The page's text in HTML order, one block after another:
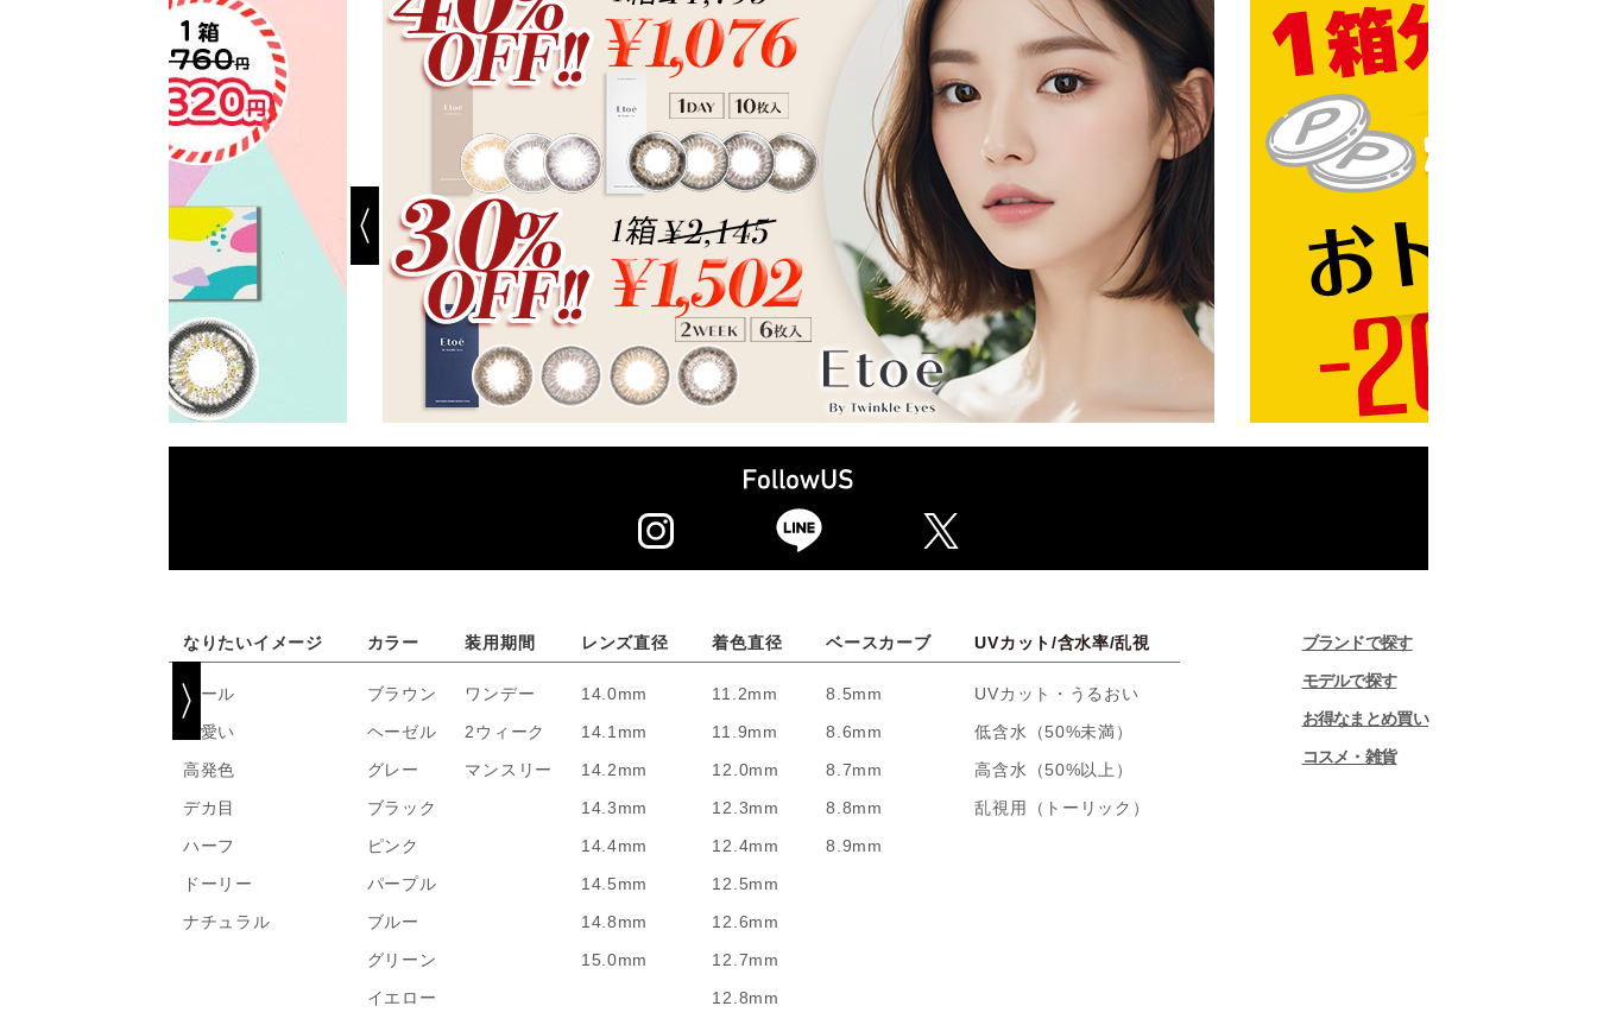
なりたいイメージ
クール
可愛い
高発色
デカ目
ハーフ
ドーリー
ナチュラル
カラー
ブラウン
ヘーゼル
グレー
ブラック
ピンク
パープル
ブルー
グリーン
イエロー
装用期間
ワンデー
2ウィーク
マンスリー
レンズ直径
14.0mm
14.1mm
14.2mm
14.3mm
14.4mm
14.5mm
14.8mm
15.0mm
着色直径
11.2mm
11.9mm
12.0mm
12.3mm
12.4mm
12.5mm
12.6mm
12.7mm
12.8mm
ベースカーブ
8.5mm
8.6mm
8.7mm
8.8mm
8.9mm
UVカット/含水率/乱視
UVカット・うるおい
低含水（50%未満）
高含水（50%以上）
乱視用（トーリック）
ブランドで探す
モデルで探す
お得なまとめ買い
コスメ・雑貨